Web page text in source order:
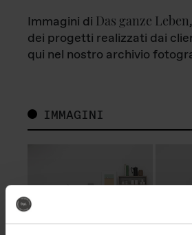
Immagini di Das ganze Leben
dei progetti realizzati dai
qui nel nostro archivio
IMMAGINI